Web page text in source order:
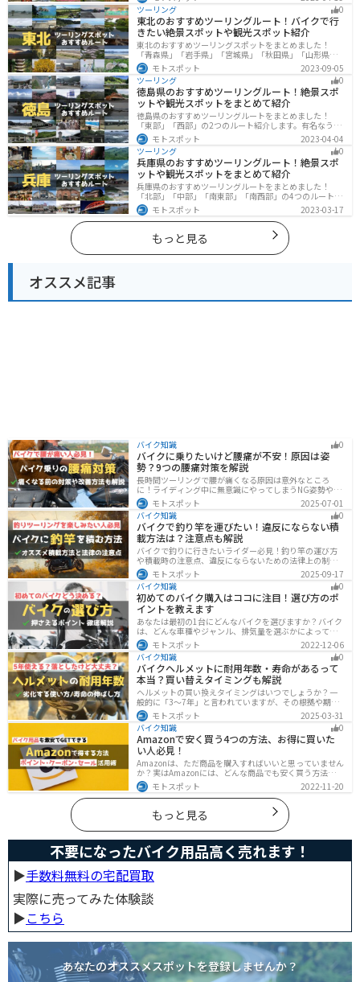
楽しめるスポットが多数あります。バイクで秋田県にツ
ーリングに行く際は参考にしてください。
ツーリング
0
東北のおすすめツーリングルート！バイクで行
きたい絶景スポットや観光スポット紹介
東北のおすすめツーリングスポットをまとめました！
「青森県」「岩手県」「宮城県」「秋田県」「山形県」
「福島県」の各県の観光地紹介します。自然豊かな山々
や湖、温泉地が点在し、四季折々の景色を楽しめるスポ
ットが多数あります。バイクで東北にツーリングに行く
際は参考にしてください。
モトスポット
2023-09-05
ツーリング
0
徳島県のおすすめツーリングルート！絶景スポ
ットや観光スポットをまとめて紹介
徳島県のおすすめツーリングルートをまとめました！
「東部」「西部」の2つのルート紹介します。有名なうず
しおや山を中心とした自然豊かなスポットが多数ありま
す。バイクで徳島県にツーリングに行く際は参考にして
ください。
モトスポット
2023-04-04
ツーリング
0
兵庫県のおすすめツーリングルート！絶景スポ
ットや観光スポットをまとめて紹介
兵庫県のおすすめツーリングルートをまとめました！
「北部」「中部」「南東部」「南西部」の4つのルート紹
介します。自然豊かな山を堪能できる北部と中部、街中
で海辺の南部と違った楽しみ方ができます。バイクで兵
庫県にツーリングに行く際は参考にしてください。
モトスポット 2023-03-17
もっと見る
オススメ記事
バイク知識 0
バイクに乗りたいけど腰痛が不安！原因は姿
勢？9つの腰痛対策を解説
長時間ツーリングで腰が痛くなる原因は意外なところ
に！ライディング中に無意識にやってしまうNG姿勢や体
への負担、今すぐ見直せる予防・対策法をわかりやすく
解説。腰痛対策に効果的な便利アイテムも紹介し、快適
で楽しいツーリングをサポートします。
モトスポット
2025-07-01
バイク知識
0
バイクで釣り竿を運びたい！違反にならない積
載方法は？注意点も解説
バイクで釣りに行きたいライダー必見！釣り竿の運び方
や積載時の注意点、違反にならないための法律上の制限
を解説。風の影響やバランス、安全面のポイントを押さ
えつつ、おすすめのロッドケース・ロッドホルダー・コ
ンパクトロッドも紹介。ツーリング途中に気軽に釣りを
楽しみたい方にも最適な情報が満載
モトスポット
2025-09-17
バイク知識
0
初めてのバイク購入はココに注目！選び方のポ
イントを教えます
あなたは最初の1台にどんなバイクを選びますか？バイク
は、どんな車種やジャンル、排気量を選ぶかによって今
後の楽しみ方が大きく変わるものなので、初めての愛車
選びはとても重要です。この記事ではそんなバイク選び
のオススメポイントをお伝えします。
モトスポット
2022-12-06
バイク知識
0
バイクヘルメットに耐用年数・寿命があるって
本当？買い替えタイミングも解説
ヘルメットの買い換えタイミングはいつでしょうか？一
般的に「3〜7年」と言われていますが、その根拠や期限
前でも早めに交換した方がいいケースを紹介します。安
全にバイクに乗るためにもヘルメットの寿命についてし
っかりと理解しておきましょう。
モトスポット
2025-03-31
バイク知識
0
Amazonで安く買う4つの方法、お得に買いた
い人必見！
Amazonは、ただ商品を購入すればいいと思っていません
か？実はAmazonには、どんな商品でも安く買う方法が存
在します。この記事では、Amazonでお得に買う方法を4
つ紹介します！Amazonギフト券をやAmazonポイント、
Amazonプライム、タイムセールを活用して安くお得に買
いましょう。
モトスポット 2022-11-20
もっと見る
不要になったバイク用品高く売れます！
▶︎手数料無料の宅配買取
実際に売ってみた体験談
▶︎こちら
あなたのオススメスポットを登録しませんか？